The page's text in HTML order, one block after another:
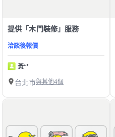
提供「木門裝修」服務
洽談後報價
黃**
台北市與其他4個